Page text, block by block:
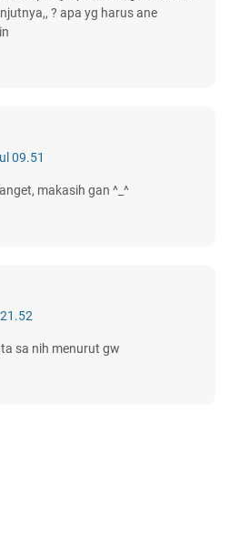
? apa yg harus ane
09.51
makasih gan ^_^
sa nih menurut gw